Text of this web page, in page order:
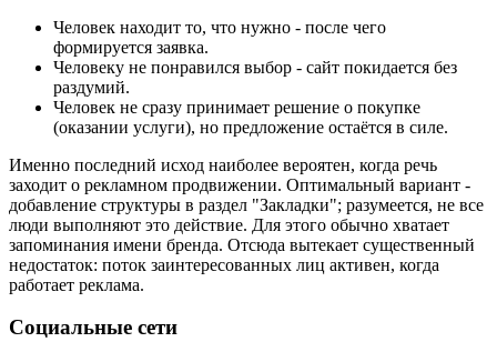
Человек находит то, что нужно - после чего
формируется заявка.
Человеку не понравился выбор - сайт покидается без
раздумий.
Человек не сразу принимает решение о покупке
(оказании услуги), но предложение остаётся в силе.
Именно последний исход наиболее вероятен, когда речь
заходит о рекламном продвижении. Оптимальный вариант -
добавление структуры в раздел "Закладки"; разумеется, не все
люди выполняют это действие. Для этого обычно хватает
запоминания имени бренда. Отсюда вытекает существенный
недостаток: поток заинтересованных лиц активен, когда
работает реклама.
Социальные сети